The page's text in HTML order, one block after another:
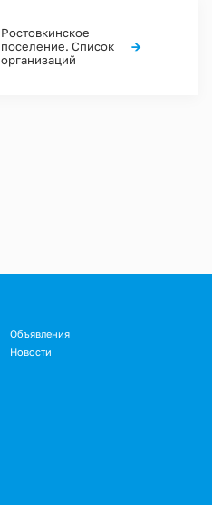
Ростовкинское
поселение. Список
организаций
→
Объявления
Новости